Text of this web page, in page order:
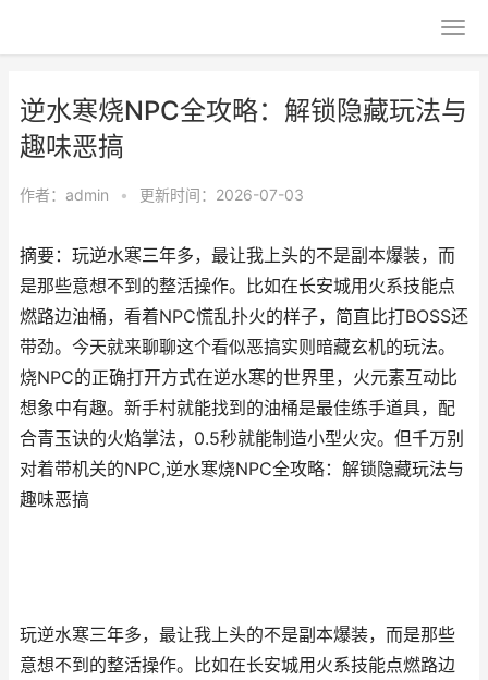
逆水寒烧NPC全攻略：解锁隐藏玩法与
趣味恶搞
作者： admin • 更新时间：2026-07-03
摘要：玩逆水寒三年多，最让我上头的不是副本爆装，而
是那些意想不到的整活操作。比如在长安城用火系技能点
燃路边油桶，看着NPC慌乱扑火的样子，简直比打BOSS还
带劲。今天就来聊聊这个看似恶搞实则暗藏玄机的玩法。
烧NPC的正确打开方式在逆水寒的世界里，火元素互动比
想象中有趣。新手村就能找到的油桶是最佳练手道具，配
合青玉诀的火焰掌法，0.5秒就能制造小型火灾。但千万别
对着带机关的NPC,逆水寒烧NPC全攻略：解锁隐藏玩法与
趣味恶搞
玩逆水寒三年多，最让我上头的不是副本爆装，而是那些
意想不到的整活操作。比如在长安城用火系技能点燃路边